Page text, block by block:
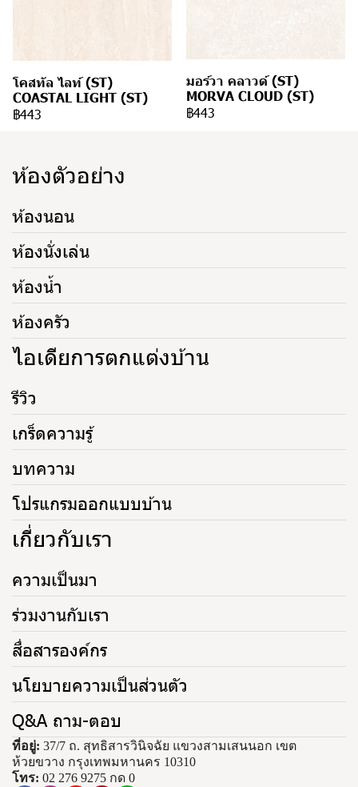
โคสทัล ไลท์ (ST)
COASTAL LIGHT (ST)
฿443
มอร์วา คลาวด์ (ST)
MORVA CLOUD (ST)
฿443
ห้องตัวอย่าง
ห้องนอน
ห้องนั่งเล่น
ห้องน้ำ
ห้องครัว
ไอเดียการตกแต่งบ้าน
รีวิว
เกร็ดความรู้
บทความ
โปรแกรมออกแบบบ้าน
เกี่ยวกับเรา
ความเป็นมา
ร่วมงานกับเรา
สื่อสารองค์กร
นโยบายความเป็นส่วนตัว
Q&A ถาม-ตอบ
ที่อยู่: 37/7 ถ. สุทธิสารวินิจฉัย แขวงสามเสนนอก เขต
ห้วยขวาง กรุงเทพมหานคร 10310
โทร: 02 276 9275 กด 0